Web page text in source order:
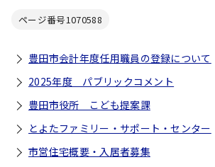
ページ番号1070588
豊田市会計年度任用職員の登録について
2025年度 パブリックコメント
豊田市役所 こども提案課
とよたファミリー・サポート・センター
市営住宅概要・入居者募集